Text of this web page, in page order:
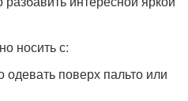
носить с:
поверх пальто или